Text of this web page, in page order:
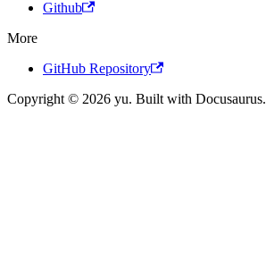
Github
More
GitHub Repository
Copyright © 2026 yu. Built with Docusaurus.